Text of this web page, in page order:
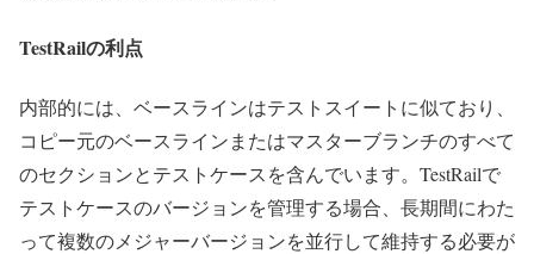
TestRailの利点
内部的には、ベースラインはテストスイートに似ており、
コピー元のベースラインまたはマスターブランチのすべて
のセクションとテストケースを含んでいます。TestRailで
テストケースのバージョンを管理する場合、長期間にわた
って複数のメジャーバージョンを並行して維持する必要が